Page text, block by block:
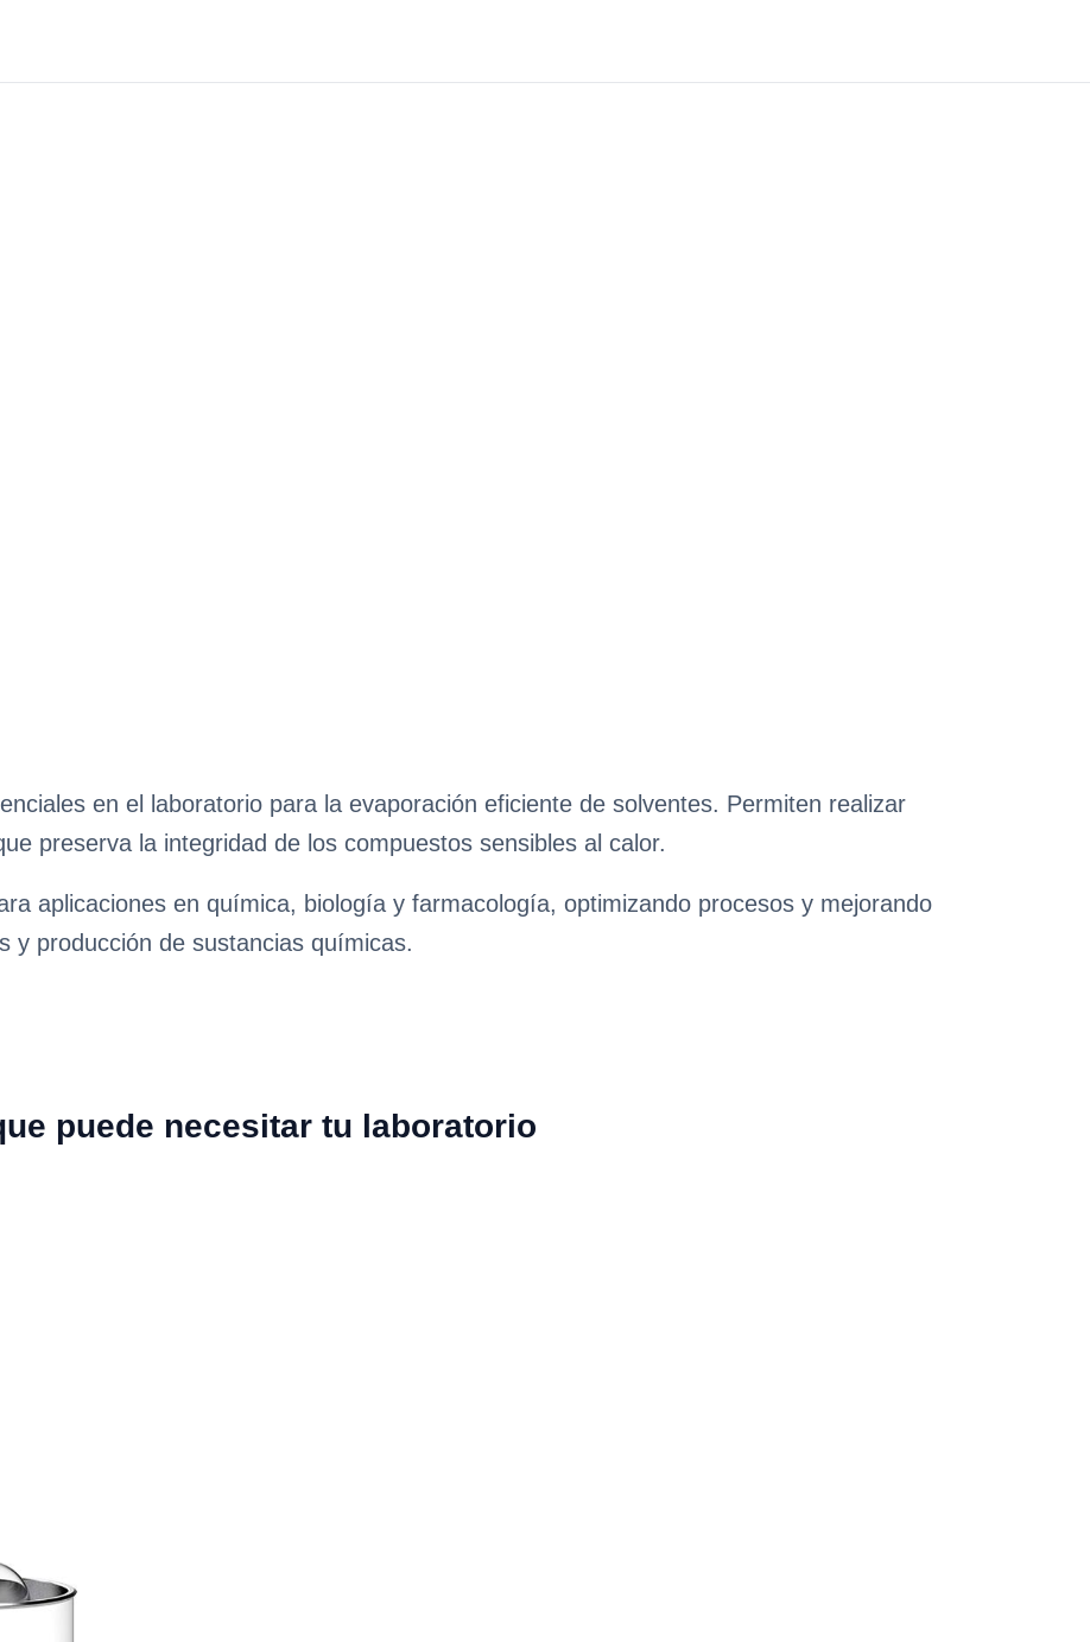
en el laboratorio para la evaporación eficiente de solventes. Permiten realizar
preserva la integridad de los compuestos sensibles al calor.
aplicaciones en química, biología y farmacología, optimizando procesos y mejorando
y producción de sustancias químicas.
puede necesitar tu laboratorio